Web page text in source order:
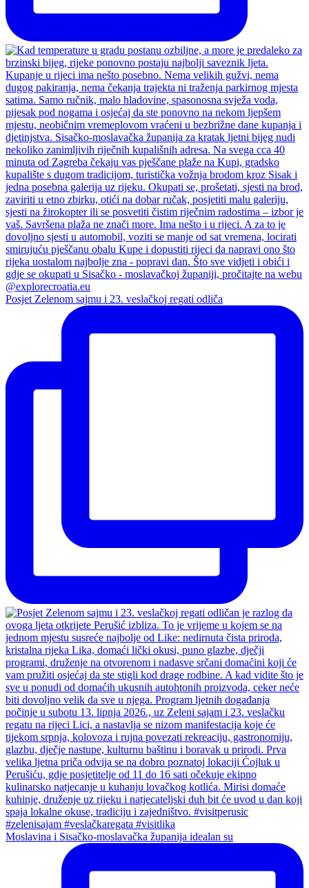
Posjet Zelenom sajmu i 23. veslačkoj regati odliča
Moslavina i Sisačko-moslavačka županija idealan su